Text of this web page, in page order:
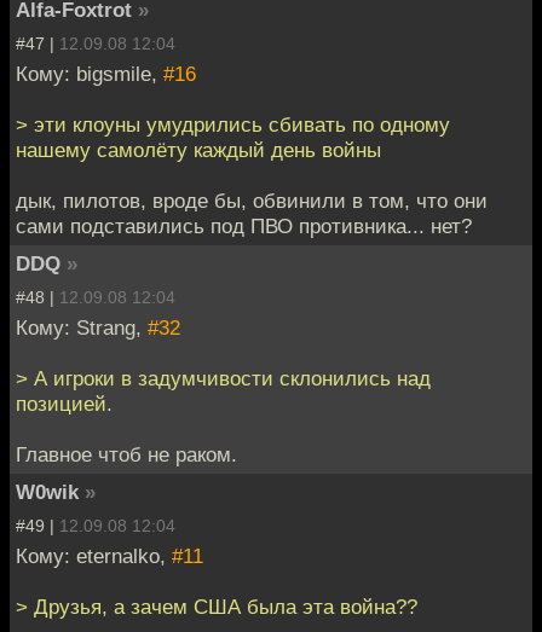
Alfa-Foxtrot »
#47 | 12.09.08 12:04
Кому: bigsmile, #16
> эти клоуны умудрились сбивать по одному
нашему самолёту каждый день войны
дык, пилотов, вроде бы, обвинили в том, что они
сами подставились под ПВО противника... нет?
DDQ »
#48 | 12.09.08 12:04
Кому: Strang, #32
> А игроки в задумчивости склонились над
позицией.
Главное чтоб не раком.
W0wik »
#49 | 12.09.08 12:04
Кому: eternalko, #11
> Друзья, а зачем США была эта война??